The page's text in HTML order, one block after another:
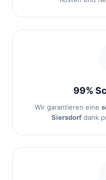
99%
Wir garantieren eine
Siersdorfdank